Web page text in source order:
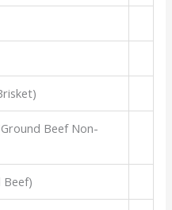
Beef Non-
Beef)